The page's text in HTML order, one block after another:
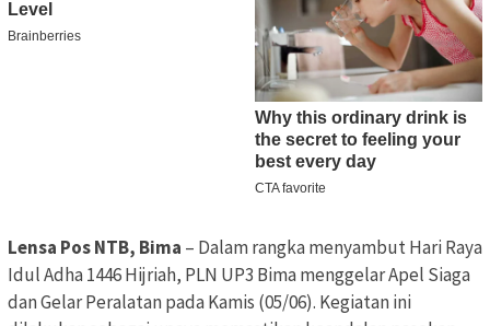
Lensa Pos NTB, Bima – Dalam rangka menyambut Hari Raya
Idul Adha 1446 Hijriah, PLN UP3 Bima menggelar Apel Siaga
dan Gelar Peralatan pada Kamis (05/06). Kegiatan ini